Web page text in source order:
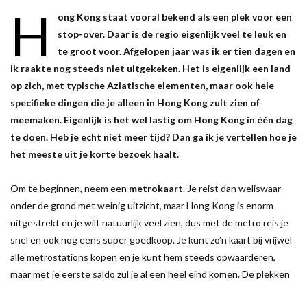
H
ong Kong staat vooral bekend als een plek voor een
stop-over. Daar is de regio eigenlijk veel te leuk en
te groot voor. Afgelopen jaar was ik er tien dagen en
ik raakte nog steeds niet uitgekeken. Het is eigenlijk een land
op zich, met typische Aziatische elementen, maar ook hele
specifieke dingen die je alleen in Hong Kong zult zien of
meemaken. Eigenlijk is het wel lastig om Hong Kong in één dag
te doen. Heb je echt niet meer tijd? Dan ga ik je vertellen hoe je
het meeste uit je korte bezoek haalt.
Om te beginnen, neem een metrokaart. Je reist dan weliswaar
onder de grond met weinig uitzicht, maar Hong Kong is enorm
uitgestrekt en je wilt natuurlijk veel zien, dus met de metro reis je
snel en ook nog eens super goedkoop. Je kunt zo’n kaart bij vrijwel
alle metrostations kopen en je kunt hem steeds opwaarderen,
maar met je eerste saldo zul je al een heel eind komen. De plekken